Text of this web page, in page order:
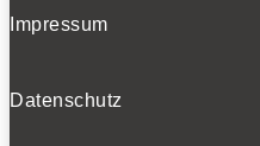
Impressum
Datenschutz